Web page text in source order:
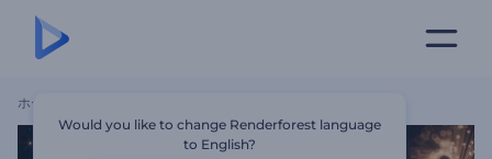
ホーム
Would you like to change Renderforest language
to English?